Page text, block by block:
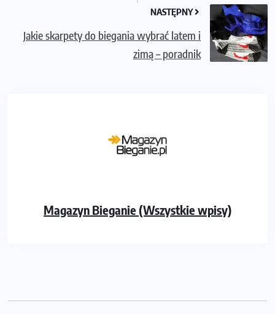
NASTĘPNY
Jakie skarpety do biegania wybrać latem i
zimą – poradnik
Magazyn Bieganie (Wszystkie wpisy)